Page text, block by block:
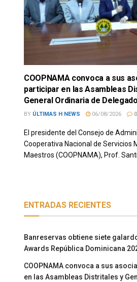
COOPNAMA convoca a sus
participar en las Asambleas
General Ordinaria de
BY ÚLTIMAS H NEWS 06/08/2026 0
El presidente del Consejo de
Cooperativa Nacional de Servicios
Maestros (COOPNAMA), Prof.
ENTRADAS RECIENTES
Banreservas obtiene siete
Awards República Dominicana
COOPNAMA convoca a sus
en las Asambleas Distritales y